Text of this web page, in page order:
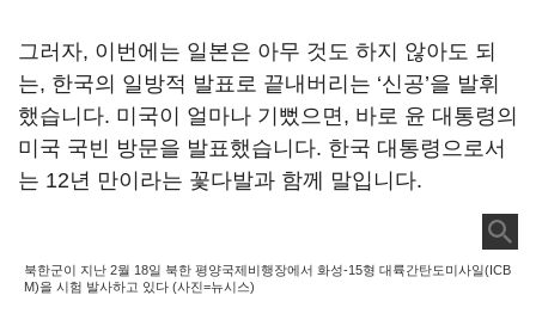
그러자, 이번에는 일본은 아무 것도 하지 않아도 되
는, 한국의 일방적 발표로 끝내버리는 ‘신공’을 발휘
했습니다. 미국이 얼마나 기뻤으면, 바로 윤 대통령의
미국 국빈 방문을 발표했습니다. 한국 대통령으로서
는 12년 만이라는 꽃다발과 함께 말입니다.
북한군이 지난 2월 18일 북한 평양국제비행장에서 화성-15형 대륙간탄도미사일(ICB
M)을 시험 발사하고 있다 (사진=뉴시스)